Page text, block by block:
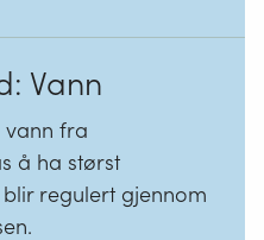
Vann
vann fra
å ha størst
regulert gjennom